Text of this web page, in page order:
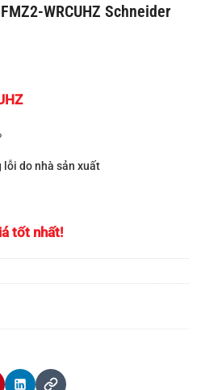
WRCUHZ Schneider
lỗi do nhà sản xuất
tốt nhất!